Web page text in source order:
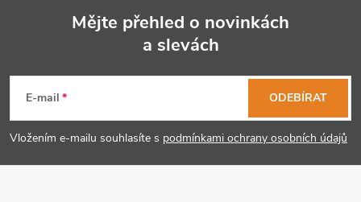
p
a
Mějte přehled o novinkách
a slevách
E-mail
Vložením e-mailu souhlasíte s podmínkami ochrany osobních údajů
ODEBÍRAT